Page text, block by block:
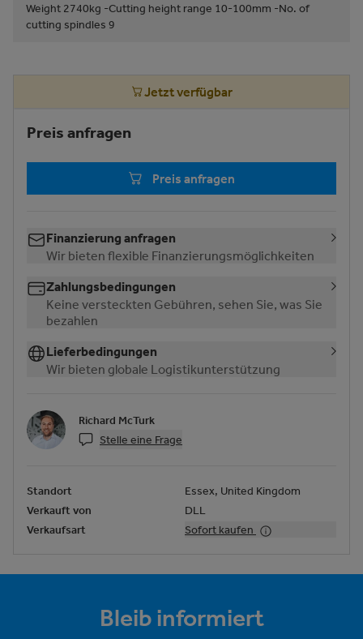
Weight 2740kg -Cutting height range 10-100mm -No. of
cutting spindles 9
Jetzt verfügbar
Preis anfragen
Preis anfragen
Finanzierung anfragen
Wir bieten flexible Finanzierungsmöglichkeiten
Zahlungsbedingungen
Keine versteckten Gebühren, sehen Sie, was Sie
bezahlen
Lieferbedingungen
Wir bieten globale Logistikunterstützung
Richard McTurk
Stelle eine Frage
Standort
Essex, United Kingdom
Verkauft von
DLL
Verkaufsart
Sofort kaufen
Bleib informiert